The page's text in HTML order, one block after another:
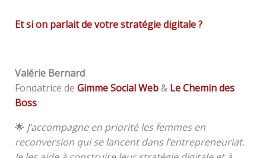
Et si on parlait de votre stratégie digitale ?
Valérie Bernard
Fondatrice de Gimme Social Web& Le Chemin des
Boss
🌟 J’accompagne en priorité les femmes en
reconversion qui se lancent dans l’entrepreneuriat.